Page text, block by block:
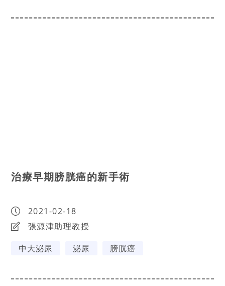
治療早期膀胱癌的新手術
2021-02-18
張源津助理教授
中大泌尿
泌尿 膀胱癌